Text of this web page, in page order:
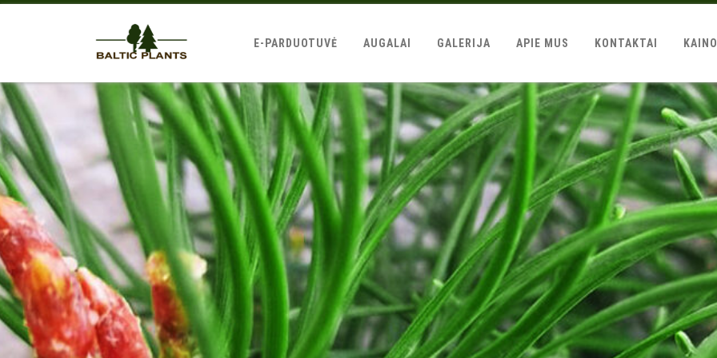
E-PARDUOTUVĖ AUGALAI GALERIJA APIE MUS KONTAKTAI